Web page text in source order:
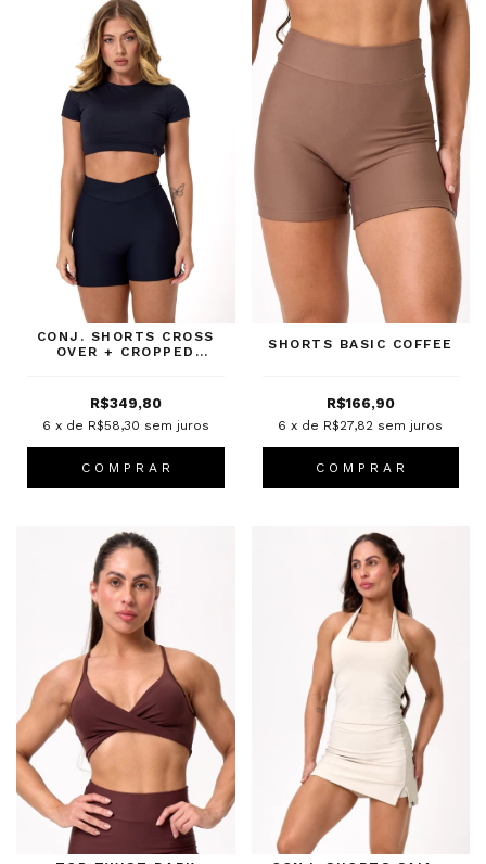
CONJ. SHORTS CROSS
OVER + CROPPED
R$349,80
6 x de R$58,30 sem juros
C O M P R A R
SHORTS BASIC COFFEE
R$166,90
6 x de R$27,82 sem juros
C O M P R A R